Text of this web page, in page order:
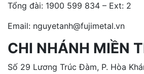
Tổng đài: 1900 599 834 – Ext: 2
Email: nguyetanh@fujimetal.vn
CHI NHÁNH MIỀN
Số 29 Lương Trúc Đàm, P. Hòa